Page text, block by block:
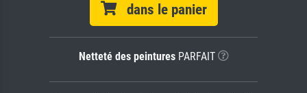
dans le panier
Netteté des peinturesPARFAIT